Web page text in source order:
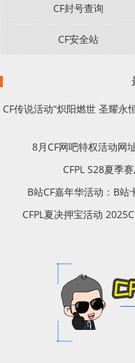
CF封号查询
CF安全站
CF传说活动“炽阳燃世 圣耀永
8月CF网吧特权活动网
CFPL S28夏季
B站CF嘉年华活动：B
CFPL夏决押宝活动